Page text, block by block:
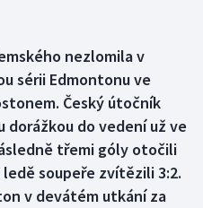
nezlomila v
sérii Edmontonu ve
Český útočník
dorážkou do vedení už ve
třemi góly otočili
soupeře zvítězili 3:2.
v devátém utkání za